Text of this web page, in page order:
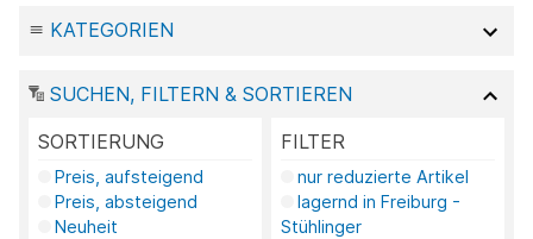
KATEGORIEN
SUCHEN, FILTERN & SORTIEREN
SORTIERUNG
Preis, aufsteigend
Preis, absteigend
Neuheit
FILTER
nur reduzierte Artikel
lagernd in Freiburg -
Stühlinger